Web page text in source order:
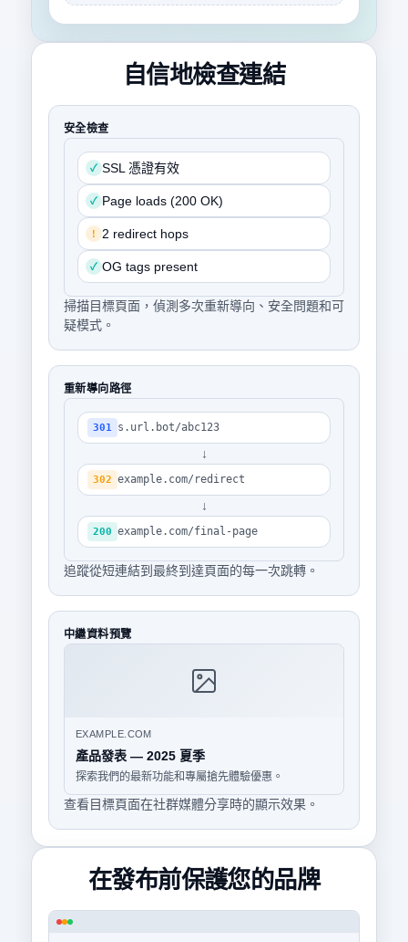
自信地檢查連結
安全檢查
✓ SSL 憑證有效
✓ Page loads (200 OK)
! 2 redirect hops
✓ OG tags present
掃描目標頁面，偵測多次重新導向、安全問題和可
疑模式。
重新導向路徑
301 s.url.bot/abc123
↓
302 example.com/redirect
↓
200 example.com/final-page
追蹤從短連結到最終到達頁面的每一次跳轉。
中繼資料預覽
EXAMPLE.COM
產品發表 — 2025 夏季
探索我們的最新功能和專屬搶先體驗優惠。
查看目標頁面在社群媒體分享時的顯示效果。
在發布前保護您的品牌